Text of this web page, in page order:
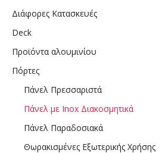
Διάφορες Κατασκευές
Deck
Προϊόντα αλουμινίου
Πόρτες
Πάνελ Πρεσσαριστά
Πάνελ με Inox Διακοσμητικά
Πάνελ Παραδοσιακά
Θωρακισμένες Εξωτερικής Χρήσης